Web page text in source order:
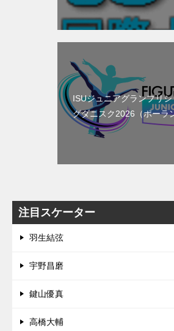
ISUジュニアグランプリ
グダニスク2026（ポーラ
注目スケーター
羽生結弦
宇野昌磨
鍵山優真
高橋大輔